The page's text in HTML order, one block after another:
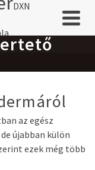
DXN
az egész
újabban külön
ezek még több